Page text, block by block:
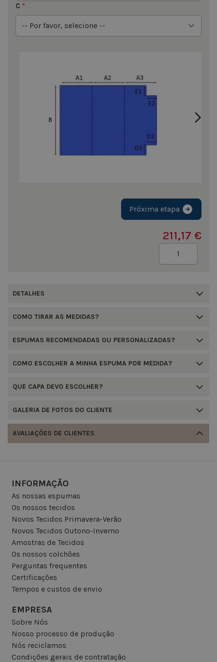
C *
Próxima etapa
211,17 €
Quantidade
DETALHES
COMO TIRAR AS MEDIDAS?
ESPUMAS RECOMENDADAS OU PERSONALIZADAS?
COMO ESCOLHER A MINHA ESPUMA POR MEDIDA?
QUE CAPA DEVO ESCOLHER?
GALERIA DE FOTOS DO CLIENTE
AVALIAÇÕES DE CLIENTES
INFORMAÇÃO
As nossas espumas
Os nossos tecidos
Novos Tecidos Primavera-Verão
Novos Tecidos Outono-Inverno
Amostras de Tecidos
Os nossos colchões
Perguntas frequentes
Certificações
Tempos e custos de envio
EMPRESA
Sobre Nós
Nosso processo de produção
Nós reciclamos
Condições gerais de contratação